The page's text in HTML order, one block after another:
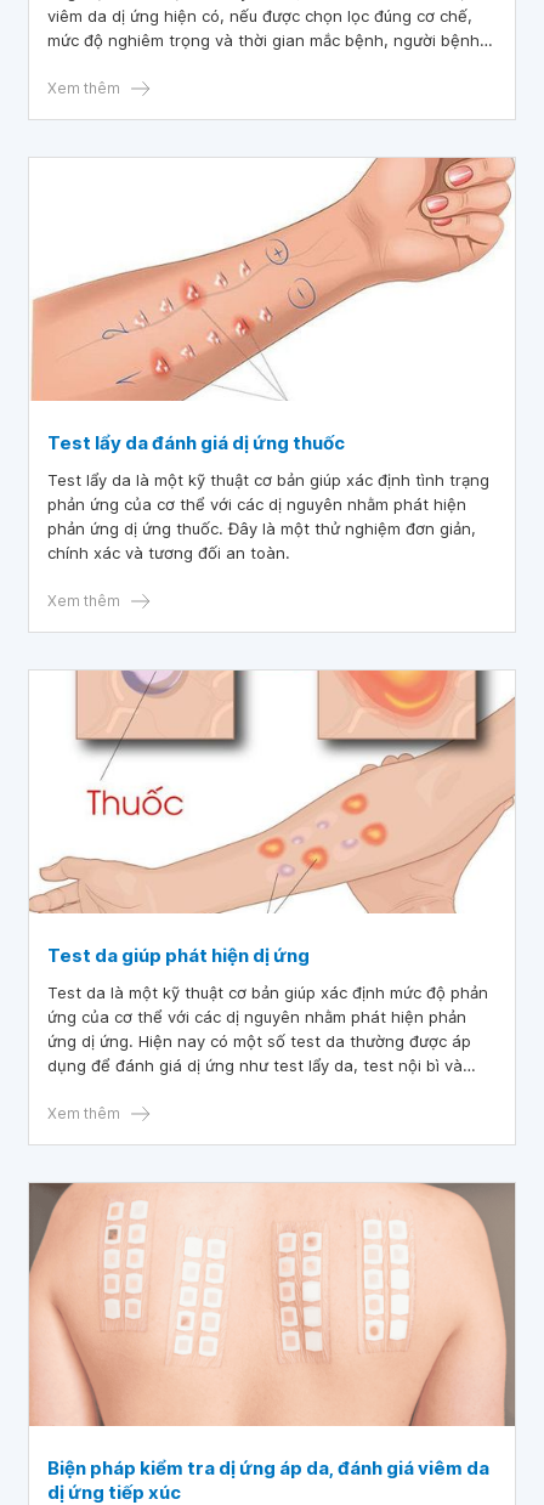
viêm da dị ứng hiện có, nếu được chọn lọc đúng cơ chế,
mức độ nghiêm trọng và thời gian mắc bệnh, người bệnh
chuyên gia thì vẫn có thể có một làn da khỏe mạnh như
Xem thêm
Test lẩy da đánh giá dị ứng thuốc
Test lẩy da là một kỹ thuật cơ bản giúp xác định tình trạng
phản ứng của cơ thể với các dị nguyên nhằm phát hiện
phản ứng dị ứng thuốc. Đây là một thử nghiệm đơn giản,
chính xác và tương đối an toàn.
Xem thêm
Test da giúp phát hiện dị ứng
Test da là một kỹ thuật cơ bản giúp xác định mức độ phản
ứng của cơ thể với các dị nguyên nhằm phát hiện phản
ứng dị ứng. Hiện nay có một số test da thường được áp
dụng để đánh giá dị ứng như test lẩy da, test nội bì và
Xem thêm
Biện pháp kiểm tra dị ứng áp da, đánh giá viêm da
dị ứng tiếp xúc